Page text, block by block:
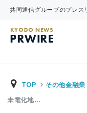
共同通信グループのプレス
KYODO NEWS
PRWIRE
TOP その他金融業
未電化地…